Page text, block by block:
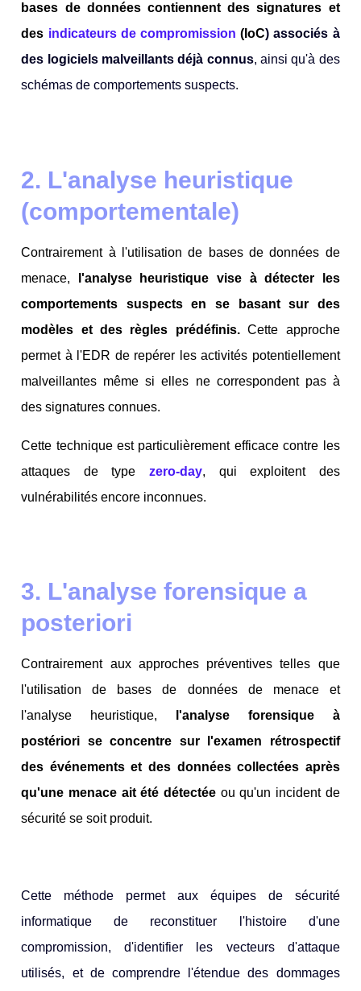
bases de données contiennent des signatures et
des indicateurs de compromission (IoC) associés à
des logiciels malveillants déjà connus, ainsi qu'à des
schémas de comportements suspects.
2. L'analyse heuristique
(comportementale)
Contrairement à l'utilisation de bases de données de
menace,
l'analyse heuristique vise à détecter les
comportements suspects en se basant sur des
modèles et des règles prédéfinis.Cette approche
permet à l'EDR de repérer les activités potentiellement
malveillantes même si elles ne correspondent pas à
des signatures connues.
Cette technique est particulièrement efficace contre les
attaques de type zero-day, qui exploitent des
vulnérabilités encore inconnues.
3. L'analyse forensique a
posteriori
Contrairement aux approches préventives telles que
l'utilisation de bases de données de menace et
l'analyse heuristique,
l'analyse forensique à
postériori se concentre sur l'examen rétrospectif
des événements et des données collectées après
qu'une menace ait été détectée ou qu'un incident de
sécurité se soit produit.
Cette méthode permet aux équipes de sécurité
informatique de reconstituer l'histoire d'une
compromission, d'identifier les vecteurs d'attaque
utilisés, et de comprendre l'étendue des dommages